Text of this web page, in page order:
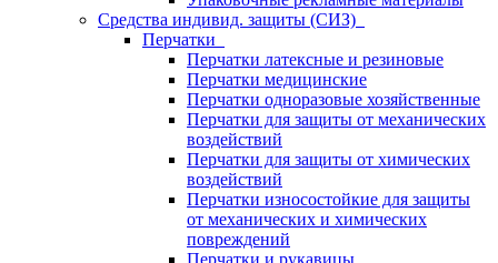
Средства индивид. защиты (СИЗ)
Перчатки
Перчатки латексные и резиновые
Перчатки медицинские
Перчатки одноразовые хозяйственные
Перчатки для защиты от механических
воздействий
Перчатки для защиты от химических
воздействий
Перчатки износостойкие для защиты
от механических и химических
повреждений
Перчатки и рукавицы